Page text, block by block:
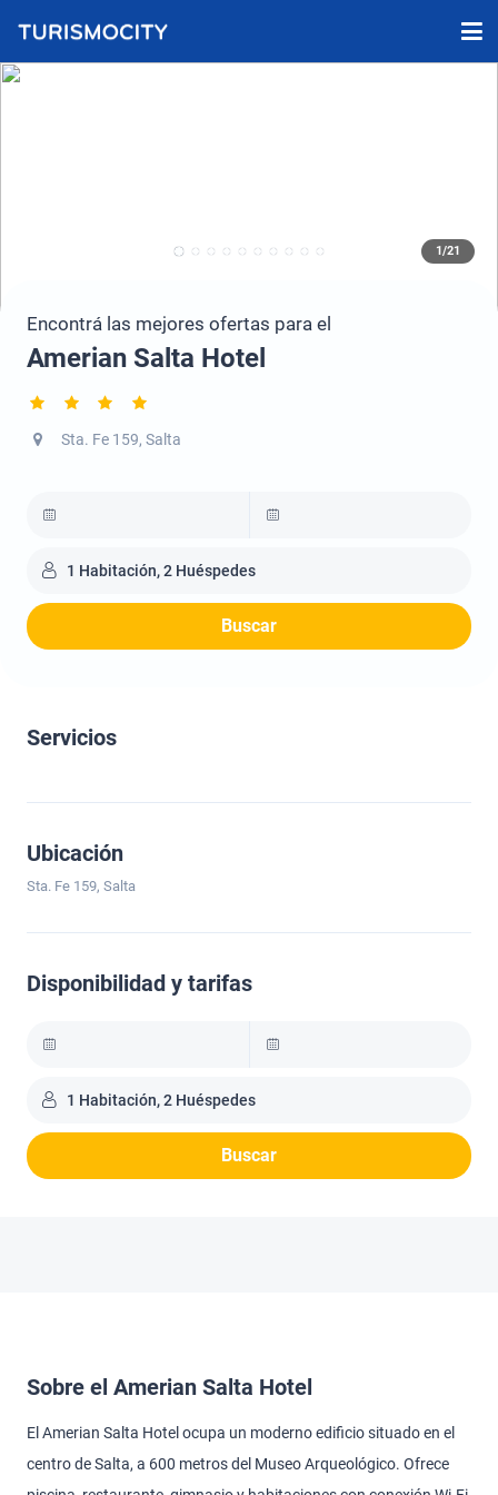
1/21
Encontrá las mejores ofertas para el
Amerian Salta Hotel
Sta. Fe 159, Salta
1 Habitación, 2 Huéspedes
Buscar
Servicios
Ubicación
Sta. Fe 159, Salta
Disponibilidad y tarifas
1 Habitación, 2 Huéspedes
Buscar
Sobre el Amerian Salta Hotel
El Amerian Salta Hotel ocupa un moderno edificio situado en el
centro de Salta, a 600 metros del Museo Arqueológico. Ofrece